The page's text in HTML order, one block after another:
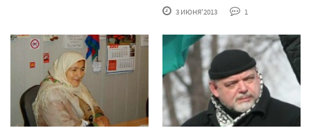
3 ИЮНЯ'2013 1